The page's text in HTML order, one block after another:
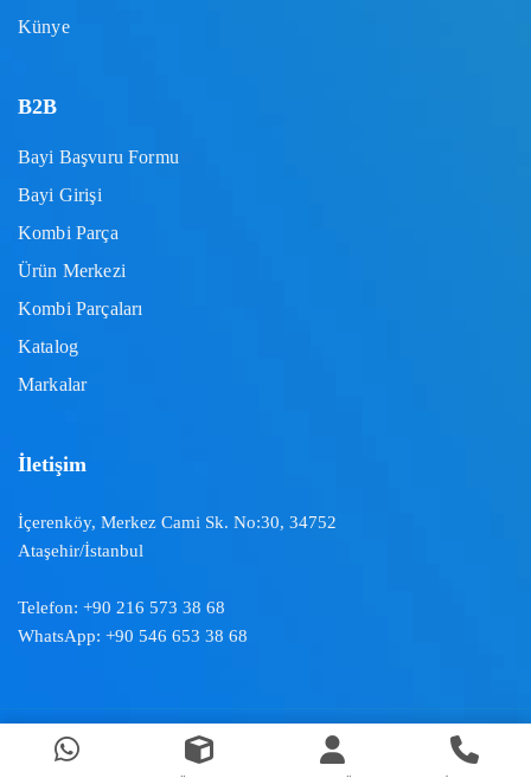
Künye
B2B
Bayi Başvuru Formu
Bayi Girişi
Kombi Parça
Ürün Merkezi
Kombi Parçaları
Katalog
Markalar
İletişim
İçerenköy, Merkez Cami Sk. No:30, 34752
Ataşehir/İstanbul
Telefon: +90 216 573 38 68
WhatsApp: +90 546 653 38 68
Doğal İklimlendirme ™ | 2024